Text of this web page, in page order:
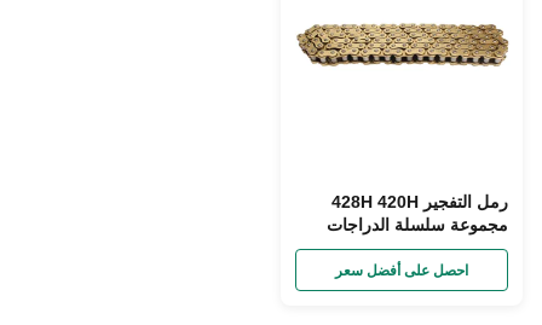
رمل التفجير 428H 420H
مجموعة سلسلة الدراجات
النارية ل CG GS GN CGL
CD 110 AX100 CBT 125
احصل على أفضل سعر